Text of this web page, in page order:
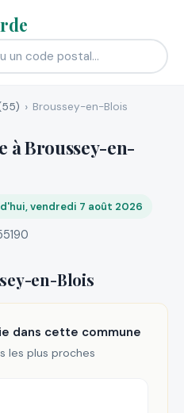
Broussey-en-Blois
à Broussey-en-
vendredi 7 août 2026
en-Blois
dans cette commune
les plus proches